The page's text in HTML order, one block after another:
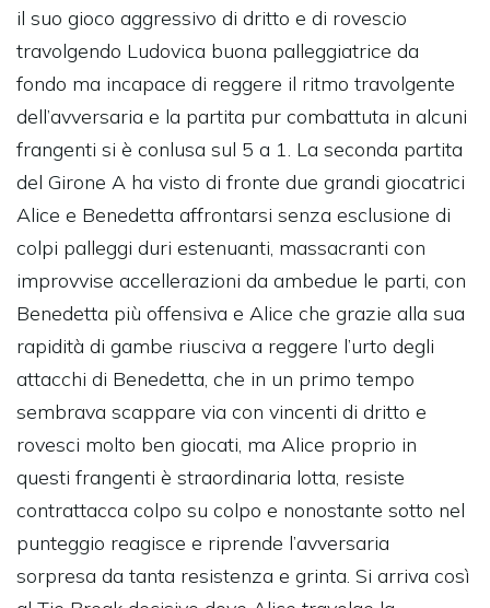
il suo gioco aggressivo di dritto e di rovescio
travolgendo Ludovica buona palleggiatrice da
fondo ma incapace di reggere il ritmo travolgente
dell’avversaria e la partita pur combattuta in alcuni
frangenti si è conlusa sul 5 a 1. La seconda partita
del Girone A ha visto di fronte due grandi giocatrici
Alice e Benedetta affrontarsi senza esclusione di
colpi palleggi duri estenuanti, massacranti con
improvvise accellerazioni da ambedue le parti, con
Benedetta più offensiva e Alice che grazie alla sua
rapidità di gambe riusciva a reggere l’urto degli
attacchi di Benedetta, che in un primo tempo
sembrava scappare via con vincenti di dritto e
rovesci molto ben giocati, ma Alice proprio in
questi frangenti è straordinaria lotta, resiste
contrattacca colpo su colpo e nonostante sotto nel
punteggio reagisce e riprende l’avversaria
sorpresa da tanta resistenza e grinta. Si arriva così